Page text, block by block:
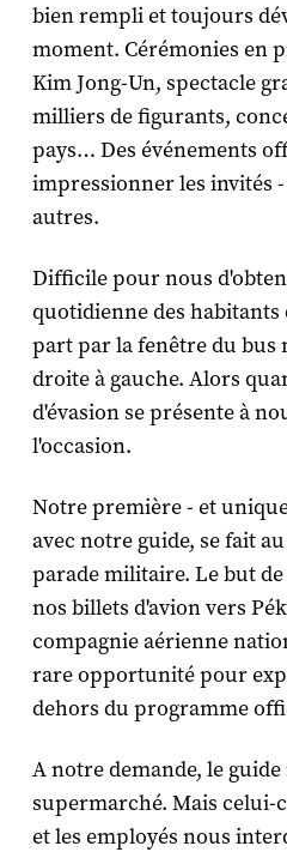
bien rempli et toujours
moment. Cérémonies en
Kim Jong-Un, spectacle
milliers de figurants,
pays… Des événements
impressionner les invités
autres.
Difficile pour nous
quotidienne des habitants
part par la fenêtre du bus
droite à gauche. Alors
d'évasion se présente à
l'occasion.
Notre première - et
avec notre guide, se fait
parade militaire. Le but
nos billets d'avion vers
compagnie aérienne
rare opportunité pour
dehors du programme
A notre demande, le
supermarché. Mais celui-
et les employés nous